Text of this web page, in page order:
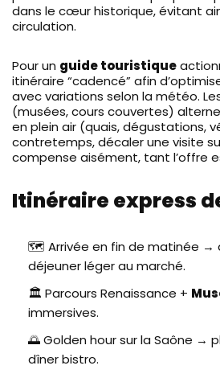
dans le cœur historique, évitant
circulation.
Pour un guide touristique
itinéraire “cadencé” afin
avec variations selon la météo.
(musées, cours couvertes)
en plein air (quais, dégustations,
contretemps, décaler une visite
compense aisément, tant l’offre
Itinéraire express
🗺️ Arrivée en fin de matinée →
déjeuner léger au marché.
🏛️ Parcours Renaissance +
immersives.
🌅 Golden hour sur la Saône →
dîner bistro.